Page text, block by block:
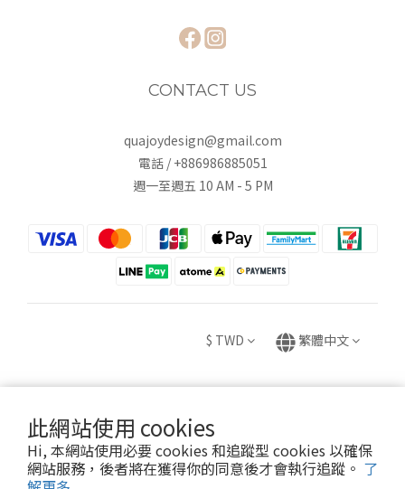
此網站使用 cookies
Hi, 本網站使用必要 cookies 和追蹤型 cookies 以確保
網站服務，後者將在獲得你的同意後才會執行追蹤。 了
CONTACT US
quajoydesign@gmail.com
電話 / +886986885051
週一至週五 10 AM - 5 PM
$ TWD 繁體中文
Copyright © 2020 HUEI YING INTERNATIONAL TRADE CO., LTD.
卉盈國際貿易有限公司 統編：82882831